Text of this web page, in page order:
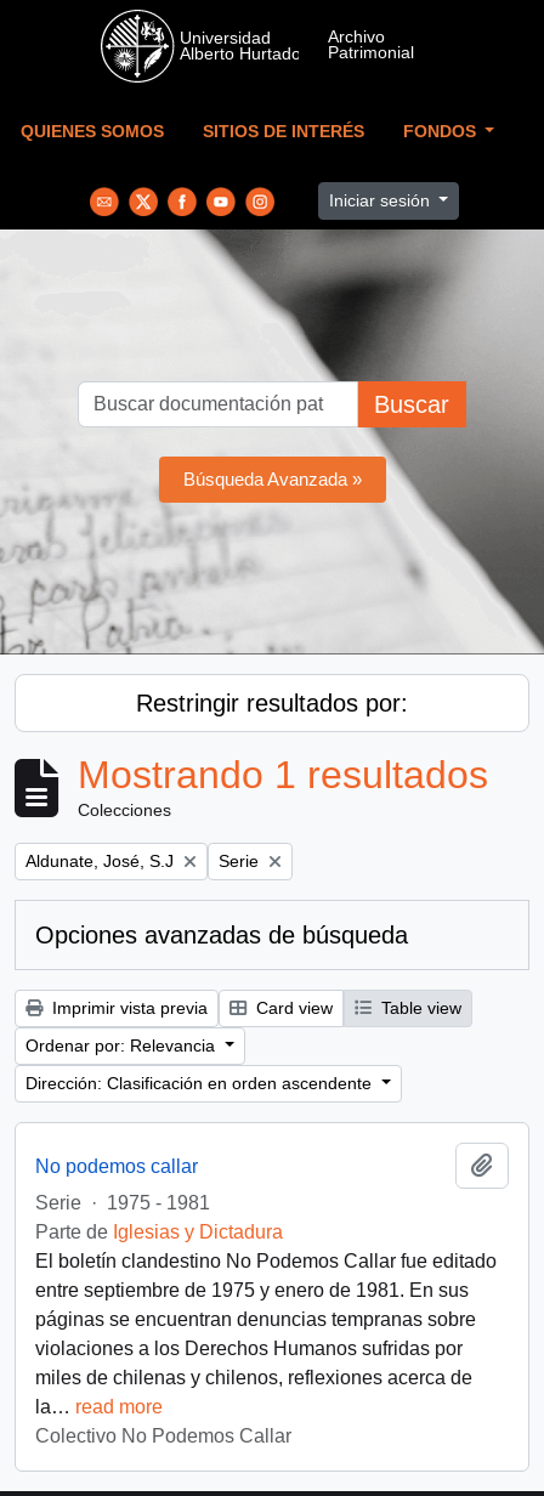
Skip to main content
QUIENES SOMOS SITIOS DE INTERÉS FONDOS
Iniciar sesión
Buscar
Búsqueda Avanzada »
Restringir resultados por:
Mostrando 1 resultados
Colecciones
Remove filter:
Aldunate, José, S.J Remove filter:
Serie
Opciones avanzadas de búsqueda
Imprimir vista previa Card view
Table view
Ordenar por: Relevancia
Dirección: Clasificación en orden ascendente
No podemos callar
Serie · 1975 - 1981
Parte de Iglesias y Dictadura
El boletín clandestino No Podemos Callar fue editado
entre septiembre de 1975 y enero de 1981. En sus
páginas se encuentran denuncias tempranas sobre
violaciones a los Derechos Humanos sufridas por
miles de chilenas y chilenos, reflexiones acerca de
la… read more
Colectivo No Podemos Callar